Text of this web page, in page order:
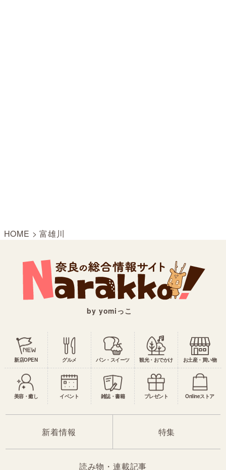
HOME >富雄川
by yomiっこ
新店OPEN グルメ パン・スイーツ 観光・おでかけ お土産・買い物
美容・癒し イベント 雑誌・書籍 プレゼント Onlineストア
新着情報 特集
読み物・連載記事